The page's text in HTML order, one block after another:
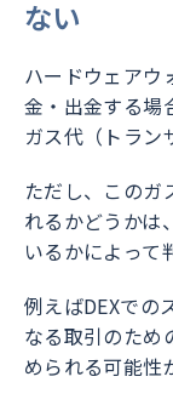
ない
ハードウェアウ
金・出金する場
ガス代（トラン
ただし、このガ
れるかどうかは
いるかによって
例えばDEXでの
なる取引のため
められる可能性